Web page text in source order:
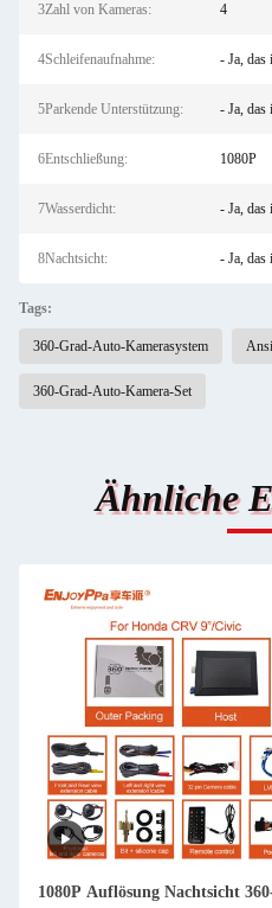
3Zahl von Kameras: 4
4Schleifenaufnahme: - Ja, das
5Parkende Unterstützung: - Ja, das
6Entschließung: 1080P
7Wasserdicht: - Ja, das
8Nachtsicht: - Ja, das
Tags:
360-Grad-Auto-Kamerasystem
360-Grad-Auto-Kamera-Set
Ähnliche
1080P Auflösung Nachtsicht